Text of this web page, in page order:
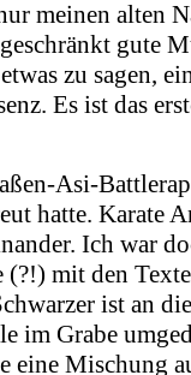
meinen alten
gute
zu sagen,
Es ist das
Asi-
hatte. Karate
Ich war
mit den
ist an
im Grabe
eine Mischung